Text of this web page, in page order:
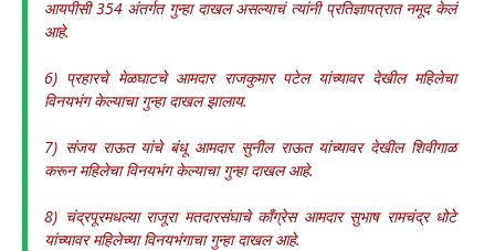
आयपीसी 354 अंतर्गत गुन्हा दाखल असल्याचं त्यांनी प्रतिज्ञापत्रात नमूद केलं
आहे.
6) प्रहारचे मेळघाटचे आमदार राजकुमार पटेल यांच्यावर देखील महिलेचा
विनयभंग केल्याचा गुन्हा दाखल झालाय.
7) संजय राऊत यांचे बंधू आमदार सुनील राऊत यांच्यावर देखील शिवीगाळ
करून महिलेचा विनयभंग केल्याचा गुन्हा दाखल आहे.
8) चंद्रपूरमधल्या राजूरा मतदारसंघाचे काँग्रेस आमदार सुभाष रामचंद्र धोटे
यांच्यावर महिलेच्या विनयभंगाचा गुन्हा दाखल आहे.